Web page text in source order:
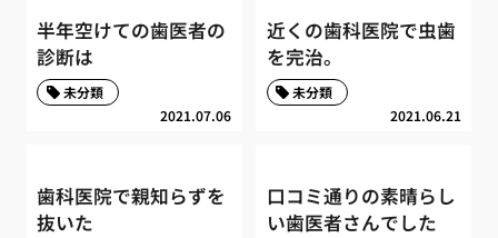
半年空けての歯医者の
診断は
2021.07.06
未分類
近くの歯科医院で虫歯
を完治。
2021.06.21
未分類
歯科医院で親知らずを
抜いた
口コミ通りの素晴らし
い歯医者さんでした